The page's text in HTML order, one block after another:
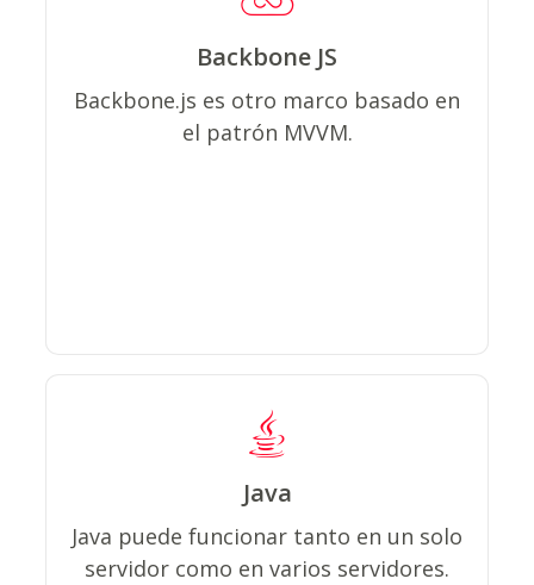
Backbone JS
Backbone.js es otro marco basado en
el patrón MVVM.
web integrando valores y eventos
personalizados para un desarrollo de
Java
Java puede funcionar tanto en un solo
servidor como en varios servidores.
Es excelente para la programación
integral y tiene beneficios de gran
alcance cuando se combina con un